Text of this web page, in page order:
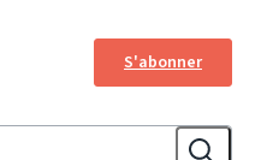
S'abonner